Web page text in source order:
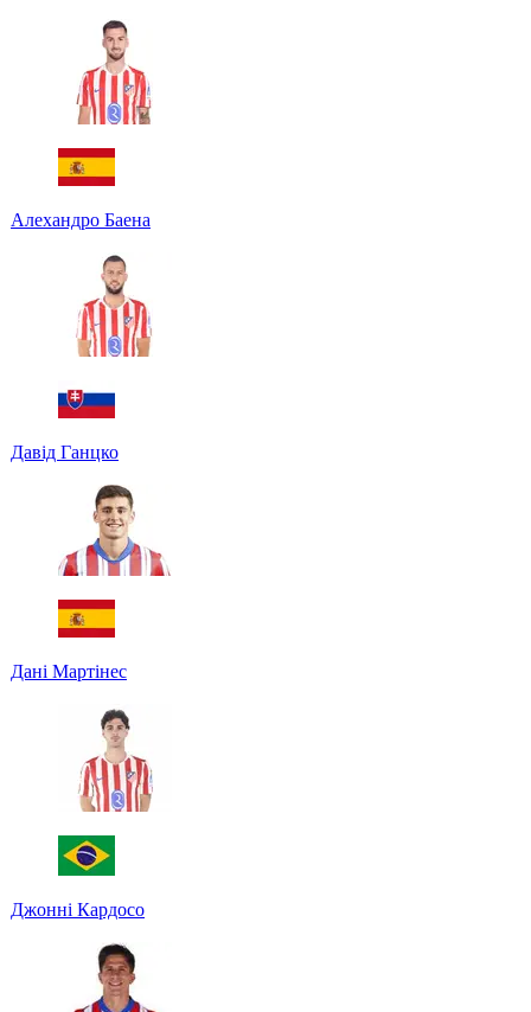
Алехандро Баена
Давід Ганцко
Дані Мартінес
Джонні Кардосо